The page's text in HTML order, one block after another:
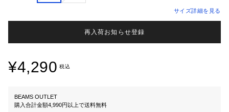
サイズ詳細を見る
再入荷お知らせ登録
¥4,290 税込
BEAMS OUTLET
購入合計金額4,990円以上で送料無料